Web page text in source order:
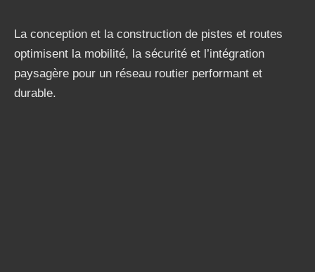
La conception et la construction de pistes et routes
optimisent la mobilité, la sécurité et l’intégration
paysagère pour un réseau routier performant et
durable.